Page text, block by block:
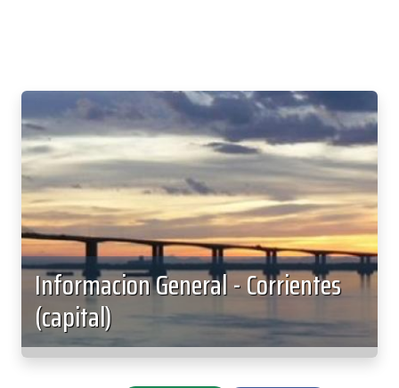
Informacion General - Corrientes
(capital)